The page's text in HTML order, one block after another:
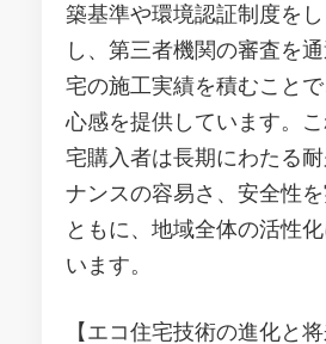
築基準や環境認証制度を
し、第三者機関の審査を
宅の施工実績を積むこと
心感を提供しています。
宅購入者は長期にわたる
ナンスの容易さ、安全性
ともに、地域全体の活性
います。
【エコ住宅技術の進化と将